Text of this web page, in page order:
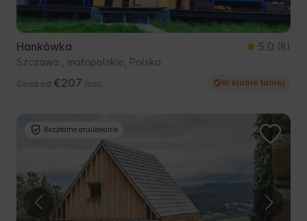
Hankówka 5.0 (8)
Szczawa , małopolskie, Polska
Cena od €207 /noc W klubie taniej
Bezpłatne anulowanie